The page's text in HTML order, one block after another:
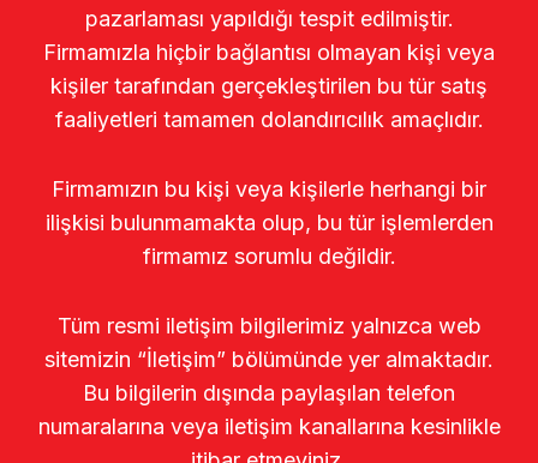
pazarlaması yapıldığı tespit edilmiştir.
Firmamızla hiçbir bağlantısı olmayan kişi veya
kişiler tarafından gerçekleştirilen bu tür satış
faaliyetleri tamamen dolandırıcılık amaçlıdır.
Firmamızın bu kişi veya kişilerle herhangi bir
ilişkisi bulunmamakta olup, bu tür işlemlerden
firmamız sorumlu değildir.
Tüm resmi iletişim bilgilerimiz yalnızca web
sitemizin “İletişim” bölümünde yer almaktadır.
Bu bilgilerin dışında paylaşılan telefon
numaralarına veya iletişim kanallarına kesinlikle